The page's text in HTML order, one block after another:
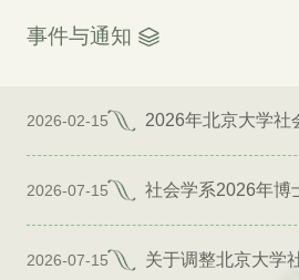
事件与通知
2026-02-15
2026-07-15
2026-07-15 关于调整北京大学